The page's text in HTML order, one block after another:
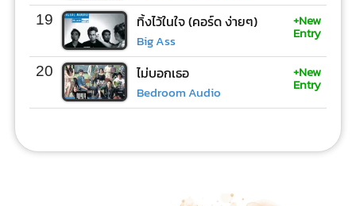
19 ทิ้งไว้ในใจ (คอร์ด ง่ายๆ)
Big Ass
+New
Entry
20 ไม่บอกเธอ
Bedroom Audio
+New
Entry